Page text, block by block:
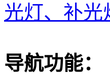
光灯、补光
导航功能：